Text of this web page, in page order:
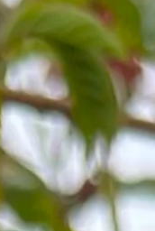
prunier réputée
pour la
les tartes.
variété de
sa production
Originaire de
est une des plus